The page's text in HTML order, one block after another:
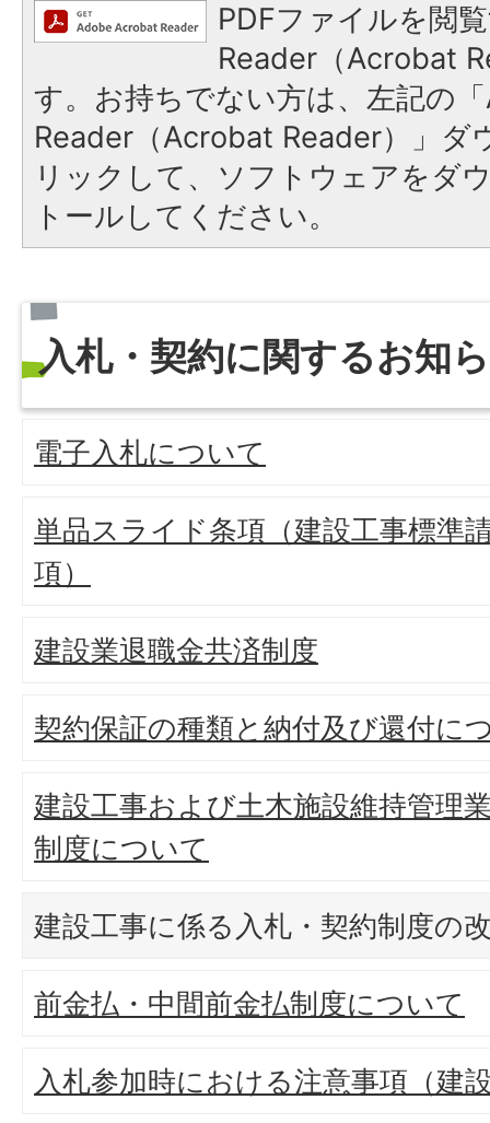
PDFファイルを閲
Reader（Acrobat
す。お持ちでない方は、左記の
Reader（Acrobat Reader）」ダ
リックして、ソフトウェアをダ
トールしてください。
入札・契約に関するお知
電子入札について
単品スライド条項（建設工事標準
項）
建設業退職金共済制度
契約保証の種類と納付及び還付に
建設工事および土木施設維持管理
制度について
建設工事に係る入札・契約制度の
前金払・中間前金払制度について
入札参加時における注意事項（建